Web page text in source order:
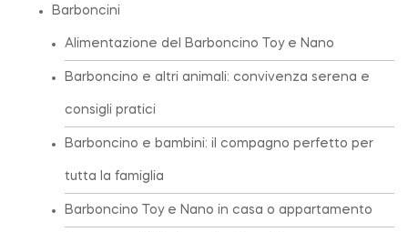
Barboncini
Alimentazione del Barboncino Toy e Nano
Barboncino e altri animali: convivenza serena e
consigli pratici
Barboncino e bambini: il compagno perfetto per
tutta la famiglia
Barboncino Toy e Nano in casa o appartamento